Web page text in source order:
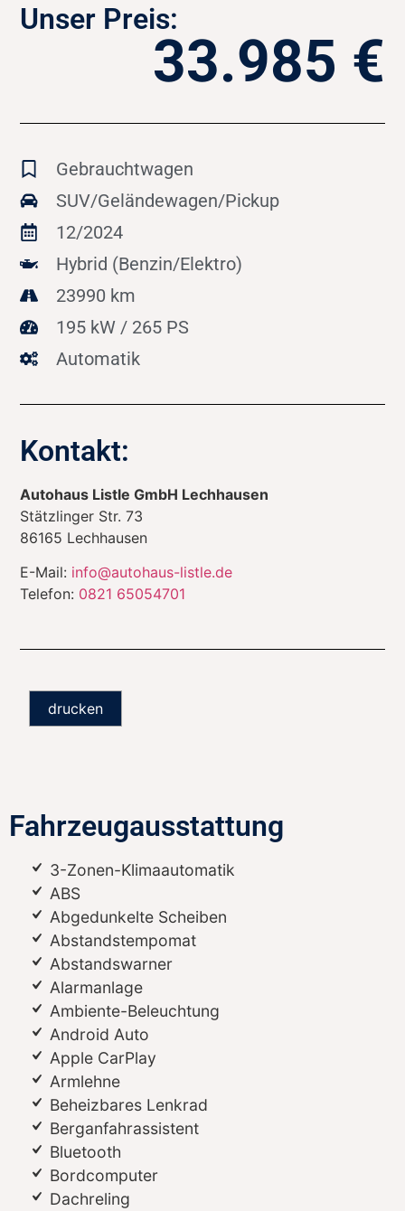
Unser Preis:
33.985 €
Gebrauchtwagen
SUV/Geländewagen/Pickup
12/2024
Hybrid (Benzin/Elektro)
23990 km
195 kW / 265 PS
Automatik
Kontakt:
Autohaus Listle GmbH Lechhausen
Stätzlinger Str. 73
86165 Lechhausen
E-Mail: info@autohaus-listle.de
Telefon: 0821 65054701
drucken
Fahrzeugausstattung
3-Zonen-Klimaautomatik
ABS
Abgedunkelte Scheiben
Abstandstempomat
Abstandswarner
Alarmanlage
Ambiente-Beleuchtung
Android Auto
Apple CarPlay
Armlehne
Beheizbares Lenkrad
Berganfahrassistent
Bluetooth
Bordcomputer
Dachreling